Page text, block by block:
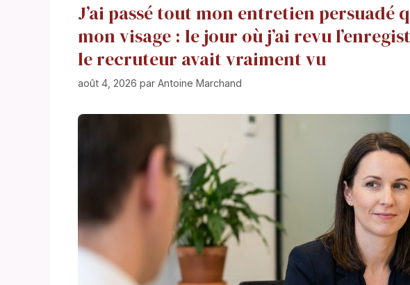
J’ai passé tout mon entretien persuadé
mon visage : le jour où j’ai revu
le recruteur avait vraiment vu
août 4, 2026 par Antoine Marchand